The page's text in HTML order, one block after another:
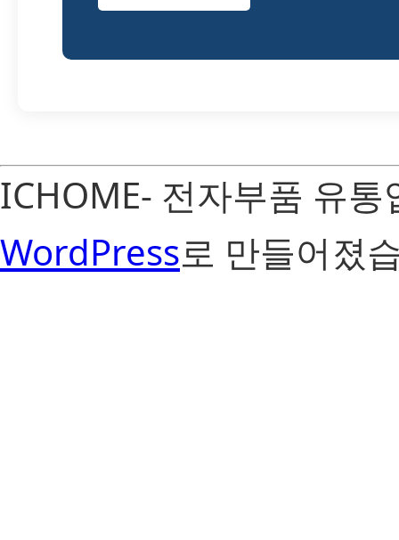
ICHOME- 전자부품 유
WordPress로 만들어졌